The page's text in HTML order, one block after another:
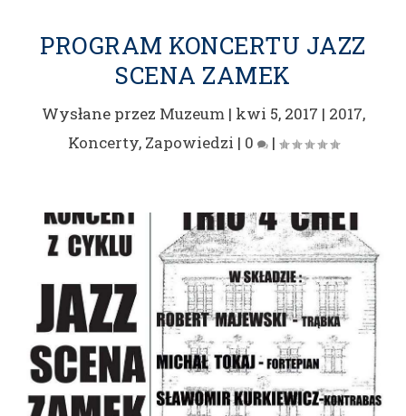
PROGRAM KONCERTU JAZZ
SCENA ZAMEK
Wysłane przez Muzeum| kwi 5, 2017 | 2017,
Koncerty, Zapowiedzi | 0 |